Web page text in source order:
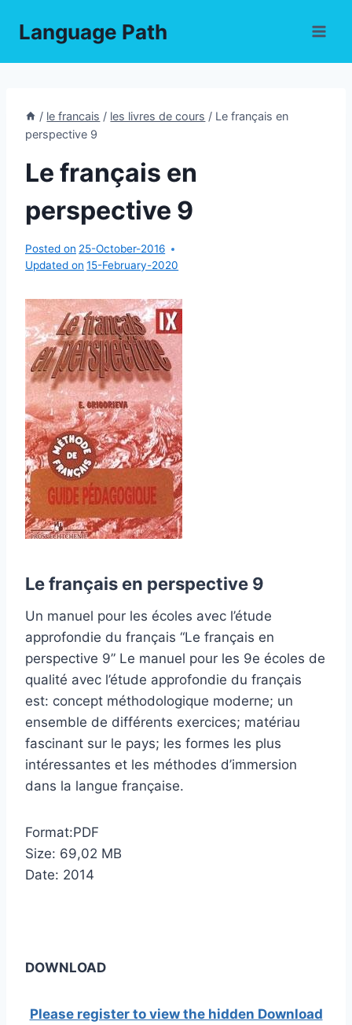
Language Path
/ le francais / les livres de cours / Le français en
perspective 9
Le français en
perspective 9
Posted on 25-October-2016
Updated on 15-February-2020
Le français en perspective 9
Un manuel pour les écoles avec l’étude
approfondie du français “Le français en
perspective 9” Le manuel pour les 9e écoles de
qualité avec l’étude approfondie du français
est: concept méthodologique moderne; un
ensemble de différents exercices; matériau
fascinant sur le pays; les formes les plus
intéressantes et les méthodes d’immersion
dans la langue française.
Format:PDF
Size: 69,02 МB
Date: 2014
DOWNLOAD
Please register to view the hidden Download